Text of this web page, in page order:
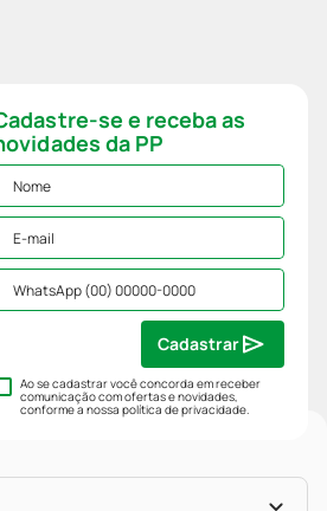
se e receba as
da PP
Ao se cadastrar você concorda em receber
comunicação com ofertas e novidades,
conforme a nossapolítica de privacidade.
Cadastrar